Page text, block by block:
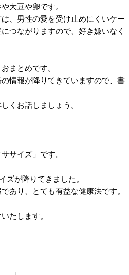
大豆や卵です。
、男性の愛を受け止めにくいケー
つながりますので、好き嫌いなく
まとめです。
情報が降りてきていますので、書
くお話しましょう。
サイズ」です。
ズが降りてきました。
あり、とても有益な健康法です。
たします。